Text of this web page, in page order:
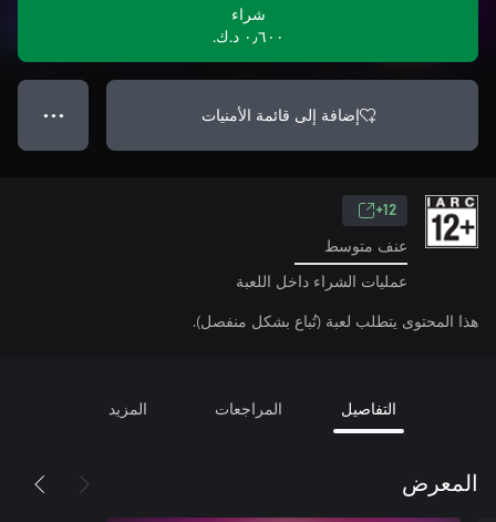
شراء
٠٫٦٠٠ د.ك.‏
إضافة إلى قائمة الأمنيات ● ● ●
12+
عنف متوسط
عمليات الشراء داخل اللعبة
هذا المحتوى يتطلب لعبة (تُباع بشكل منفصل).
التفاصيل المراجعات المزيد
المعرض